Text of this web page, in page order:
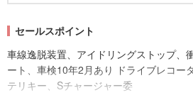
セールスポイント
車線逸脱装置、アイドリングストップ、
ート、車検10年2月あり ドライブレコー
テリキー、Sチャージャー委